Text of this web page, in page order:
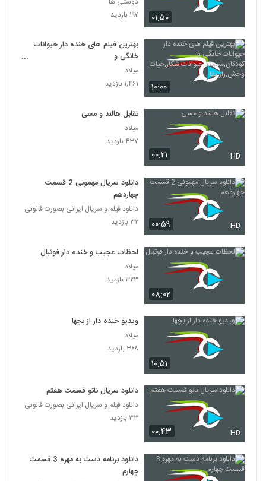
۰۱:۵۰
۱۹۷ بازدید
۱۰:۰۰
بهترین فیلم های خنده دار حیوانات
خانگی و
کودکان,مستند,حیوانات,شکار,حیات
وحش,راز بقا
میلاد
۱,۴۶۱ بازدید
۰۰:۲۱ HD
تقابل هالند و مسی
میلاد
۴۳۷ بازدید
۰۰:۵۹ HD
دانلود سریال مهمونی 2 قسمت
چهاردهم
دانلود فیلم و سریال ایرانی بصورت قانونی
۳۲ بازدید
۰۸:۰۲
لحظات عجیب و خنده دار فوتبال
میلاد
۳۲۳ بازدید
۱۰:۵۱
ویدیو خنده دار از بچها
میلاد
۳۶۸ بازدید
۰۰:۴۳ HD
دانلود سریال ناتو قسمت هفتم
دانلود فیلم و سریال ایرانی بصورت قانونی
۳۳ بازدید
دانلود برنامه دست به مهره 3 قسمت
چهارم